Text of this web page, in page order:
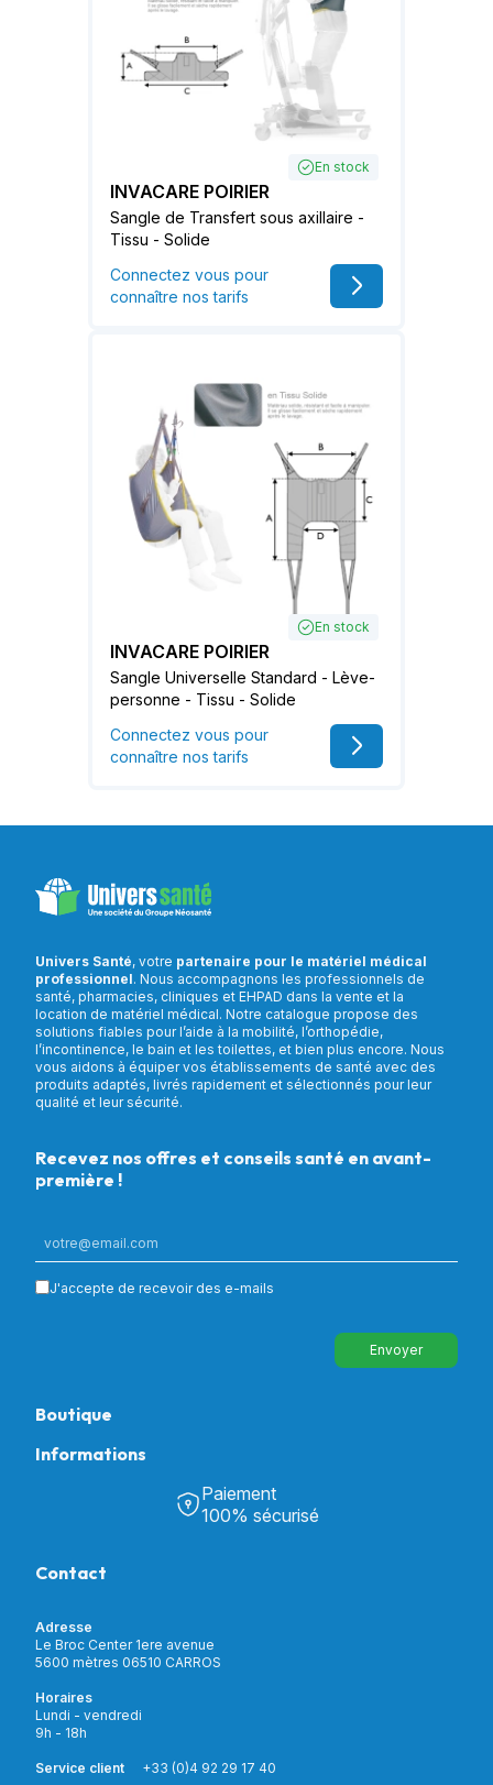
En stock
INVACARE POIRIER
Sangle de Transfert sous axillaire -
Tissu - Solide
Connectez vous pour
connaître nos tarifs
En stock
INVACARE POIRIER
Sangle Universelle Standard - Lève-
personne - Tissu - Solide
Connectez vous pour
connaître nos tarifs
Univers Santé, votre partenaire pour le matériel médical
professionnel. Nous accompagnons les professionnels de
santé, pharmacies, cliniques et EHPAD dans la vente et la
location de matériel médical. Notre catalogue propose des
solutions fiables pour l’aide à la mobilité, l’orthopédie,
l’incontinence, le bain et les toilettes, et bien plus encore. Nous
vous aidons à équiper vos établissements de santé avec des
produits adaptés, livrés rapidement et sélectionnés pour leur
qualité et leur sécurité.
Recevez nos offres et conseils santé en avant-
première !
J'accepte de recevoir des e-mails
Envoyer
Boutique
Puériculture
Incontinence
Soins & Diagnostic
Aide à la mobilité
Matériel de location
Nouveautés
Promotions
Informations
Découvrir Univers Santé
Notre catalogue
Mon compte
Livraison et paiement
Paiement
100% sécurisé
Contact
Adresse
Le Broc Center 1ere avenue
5600 mètres 06510 CARROS
Horaires
Lundi - vendredi
9h - 18h
Service client
+33 (0)4 92 29 17 40